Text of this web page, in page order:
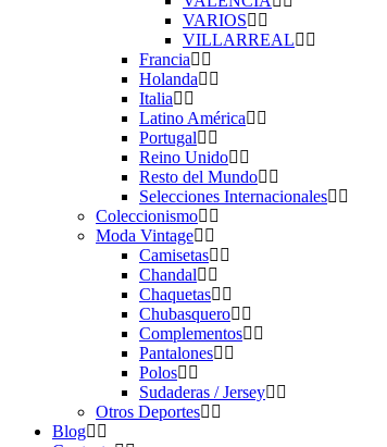
VARIOS
VILLARREAL
Francia
Holanda
Italia
Latino América
Portugal
Reino Unido
Resto del Mundo
Selecciones Internacionales
Coleccionismo
Moda Vintage
Camisetas
Chandal
Chaquetas
Chubasquero
Complementos
Pantalones
Polos
Sudaderas / Jersey
Otros Deportes
Blog